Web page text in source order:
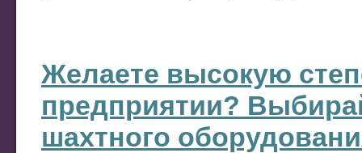
Желаете высокую
предприятии?
шахтного